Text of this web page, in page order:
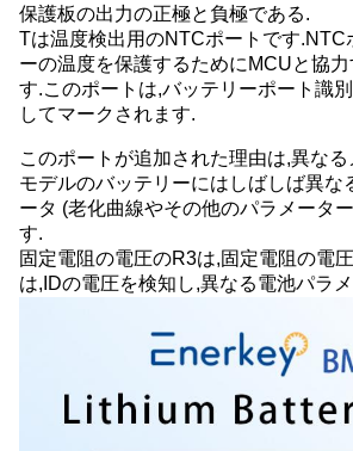
保護板の出力の正極と負極である.
Tは温度検出用のNTCポートです.NTC
ーの温度を保護するためにMCUと協力
す.このポートは,バッテリーポート識
してマークされます.
このポートが追加された理由は,異な
モデルのバッテリーにはしばしば異な
ータ (老化曲線やその他のパラメータ
す.
固定電阻の電圧のR3は,固定電阻の電
は,IDの電圧を検知し,異なる電池パラ